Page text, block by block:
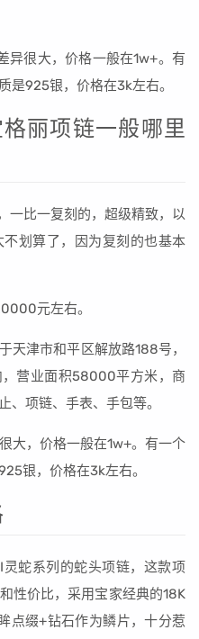
异很大，价格一般在1w+。有
是925银，价格在3k左右。
丽项链一般哪里
一比一复刻的，超级精致，以
划算了，因为复刻的也基本
元左右。
天津市和平区解放路188号，
营业面积58000平方米，商
、项链、手表、手包等。
大，价格一般在1w+。有一个
银，价格在3k左右。
灵蛇系列的蛇头项链，这款项
性价比，采用宝家经典的18K
点缀+钻石作为鳞片，十分惹